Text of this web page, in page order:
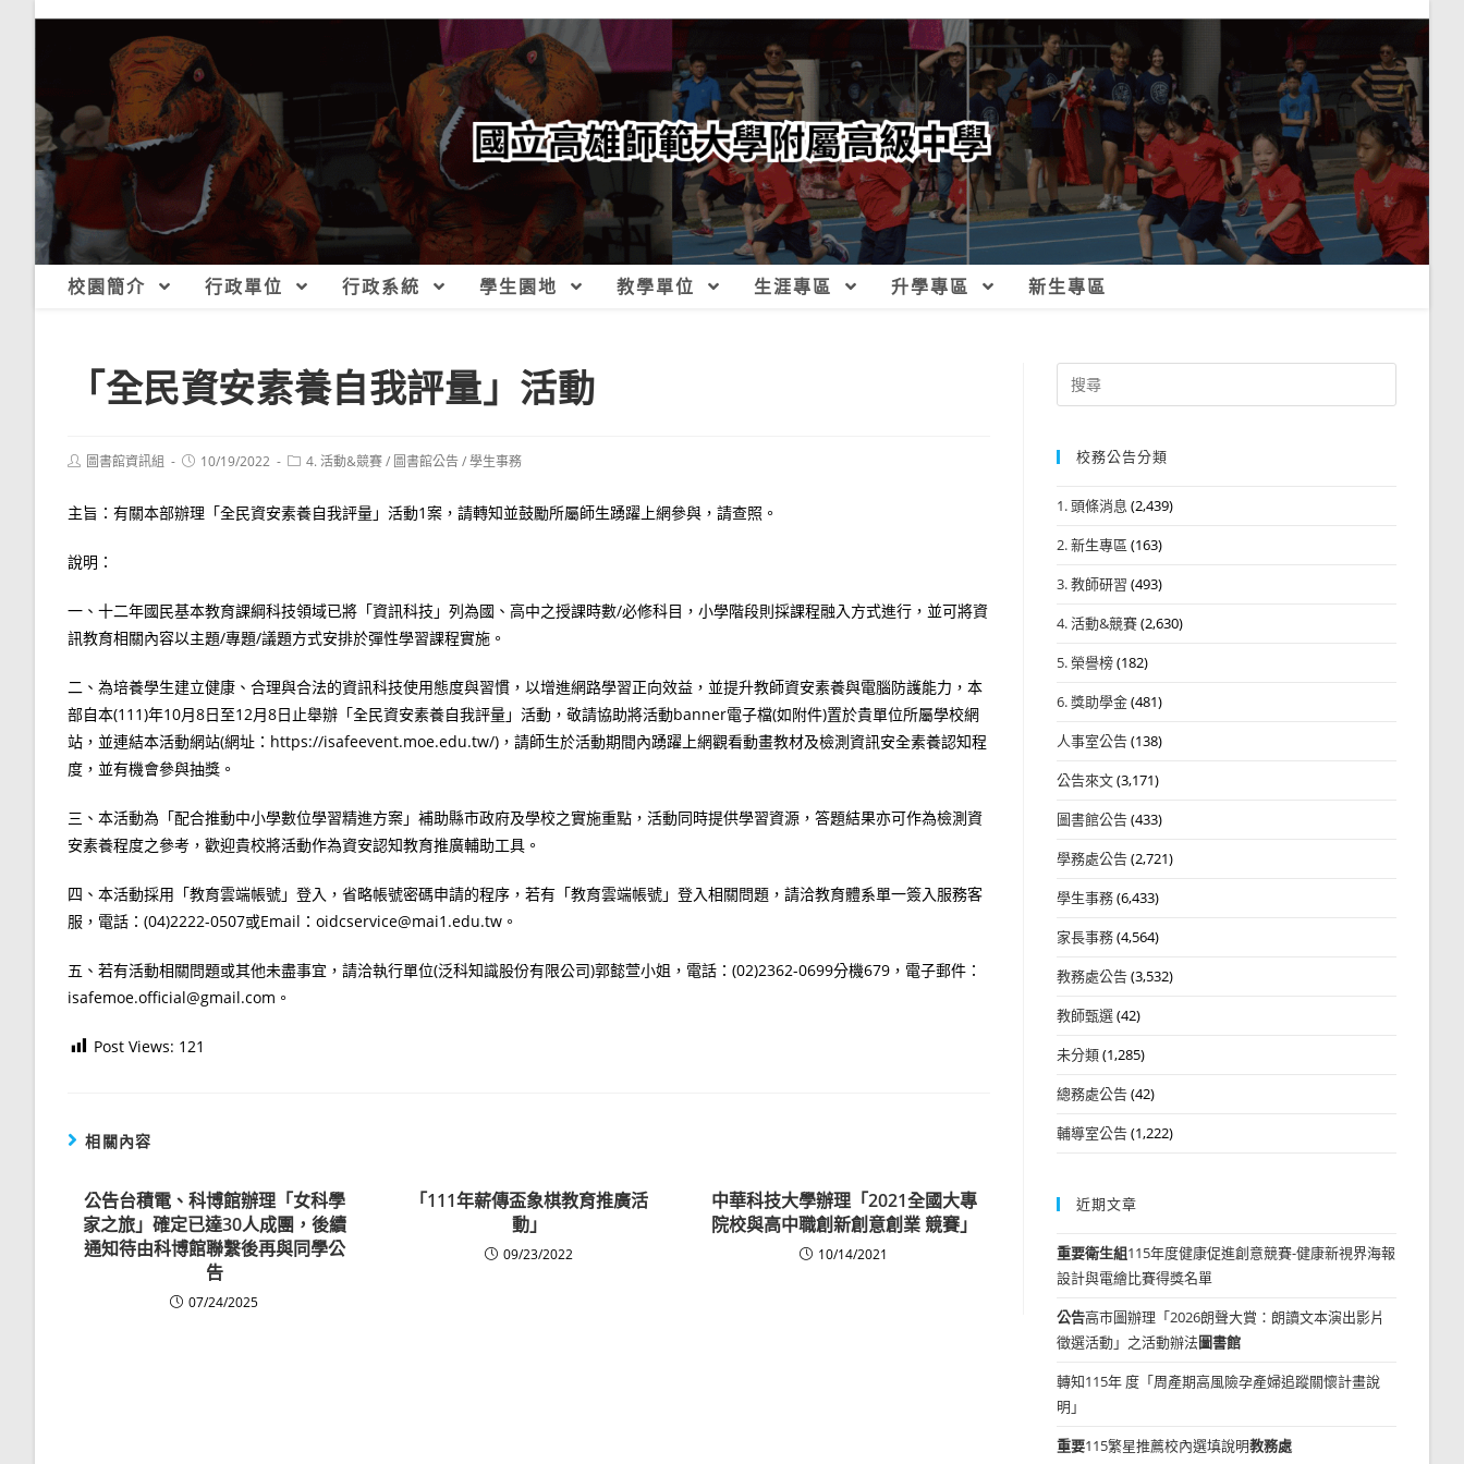
校園簡介 行政單位 行政系統 學生園地 教學單位 生涯專區 升學專區 新生專區
「全民資安素養自我評量」活動
Post圖書館資訊組
Post10/19/2022
Post4. 活動&競賽/ 圖書館公告/學生事務
主旨：有關本部辦理「全民資安素養自我評量」活動1案，請轉知並鼓勵所屬師生踴躍上網參與，請查照。
說明：
一、十二年國民基本教育課綱科技領域已將「資訊科技」列為國、高中之授課時數/必修科目，小學階段則採課程融入方式進行，並可將資
訊教育相關內容以主題/專題/議題方式安排於彈性學習課程實施。
二、為培養學生建立健康、合理與合法的資訊科技使用態度與習慣，以增進網路學習正向效益，並提升教師資安素養與電腦防護能力，本
部自本(111)年10月8日至12月8日止舉辦「全民資安素養自我評量」活動，敬請協助將活動banner電子檔(如附件)置於貴單位所屬學校網
站，並連結本活動網站(網址：https://isafeevent.moe.edu.tw/)，請師生於活動期間內踴躍上網觀看動畫教材及檢測資訊安全素養認知程
度，並有機會參與抽獎。
三、本活動為「配合推動中小學數位學習精進方案」補助縣市政府及學校之實施重點，活動同時提供學習資源，答題結果亦可作為檢測資
安素養程度之參考，歡迎貴校將活動作為資安認知教育推廣輔助工具。
四、本活動採用「教育雲端帳號」登入，省略帳號密碼申請的程序，若有「教育雲端帳號」登入相關問題，請洽教育體系單一簽入服務客
服，電話：(04)2222-0507或Email：oidcservice@mai1.edu.tw。
五、若有活動相關問題或其他未盡事宜，請洽執行單位(泛科知識股份有限公司)郭懿萱小姐，電話：(02)2362-0699分機679，電子郵件：
isafemoe.official@gmail.com。
Post Views: 121
相關內容
公告台積電、科博館辦理「女科學
家之旅」確定已達30人成團，後續
通知待由科博館聯繫後再與同學公
告
07/24/2025
「111年薪傳盃象棋教育推廣活
動」
09/23/2022
中華科技大學辦理「2021全國大專
院校與高中職創新創意創業 競賽」
10/14/2021
Search
for:
校務公告分類
1. 頭條消息 (2,439)
2. 新生專區 (163)
3. 教師研習 (493)
4. 活動&競賽(2,630)
5. 榮譽榜(182)
6. 獎助學金(481)
人事室公告(138)
公告來文(3,171)
圖書館公告(433)
學務處公告(2,721)
學生事務(6,433)
家長事務(4,564)
教務處公告(3,532)
教師甄選(42)
未分類(1,285)
總務處公告(42)
輔導室公告(1,222)
近期文章
重要衛生組115年度健康促進創意競賽-健康新視界海報
設計與電繪比賽得獎名單
公告高市圖辦理「2026朗聲大賞：朗讀文本演出影片
徵選活動」之活動辦法圖書館
轉知115年 度「周產期高風險孕產婦追蹤關懷計畫說
明」
重要115繁星推薦校內選填說明教務處